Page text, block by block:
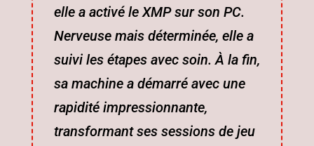
elle a activé le XMP sur son PC.
Nerveuse mais déterminée, elle a
suivi les étapes avec soin. À la fin,
sa machine a démarré avec une
rapidité impressionnante,
transformant ses sessions de jeu